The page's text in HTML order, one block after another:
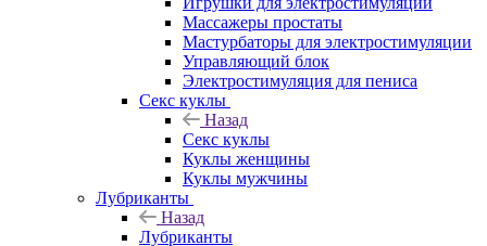
Массажеры простаты
Мастурбаторы для электростимуляции
Управляющий блок
Электростимуляция для пениса
Секс куклы
Назад
Секс куклы
Куклы женщины
Куклы мужчины
Лубриканты
Назад
Лубриканты